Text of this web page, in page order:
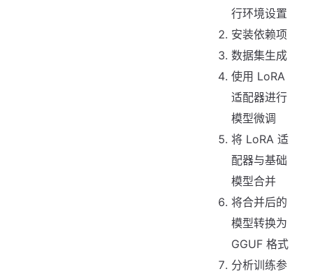
行环境设置
安装依赖项
数据集生成
使用 LoRA
适配器进行
模型微调
将 LoRA 适
配器与基础
模型合并
将合并后的
模型转换为
GGUF 格式
分析训练参